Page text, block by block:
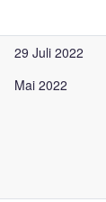
29 Juli 2022
Mai 2022